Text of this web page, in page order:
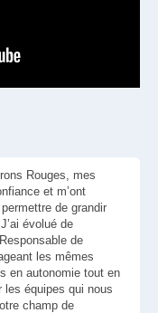
Rouges, mes
et m’ont
de grandir
évolué de
de
les mêmes
en autonomie tout en
les équipes qui nous
champ de